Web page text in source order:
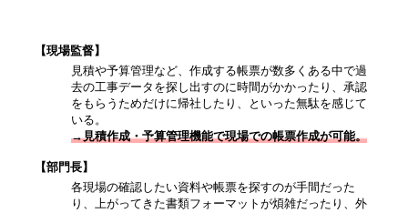
【現場監督】
見積や予算管理など、作成する帳票が数多くある中で過
去の工事データを探し出すのに時間がかかったり、承認
をもらうためだけに帰社したり、といった無駄を感じて
いる。
→見積作成・予算管理機能で現場での帳票作成が可能。
【部門長】
各現場の確認したい資料や帳票を探すのが手間だった
り、上がってきた書類フォーマットが煩雑だったり、外